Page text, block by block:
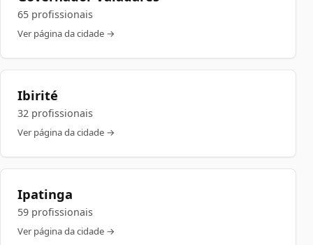
65 profissionais
Ver página da cidade →
Ibirité
32 profissionais
Ver página da cidade →
Ipatinga
59 profissionais
Ver página da cidade →